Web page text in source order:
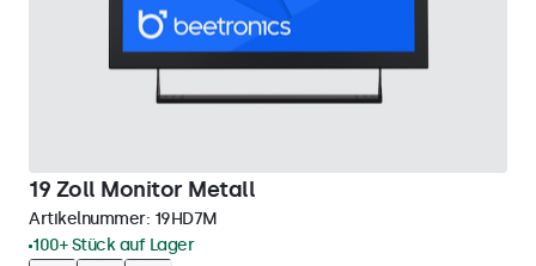
19 Zoll Monitor Metall
Artikelnummer: 19HD7M
100+ Stück auf Lager